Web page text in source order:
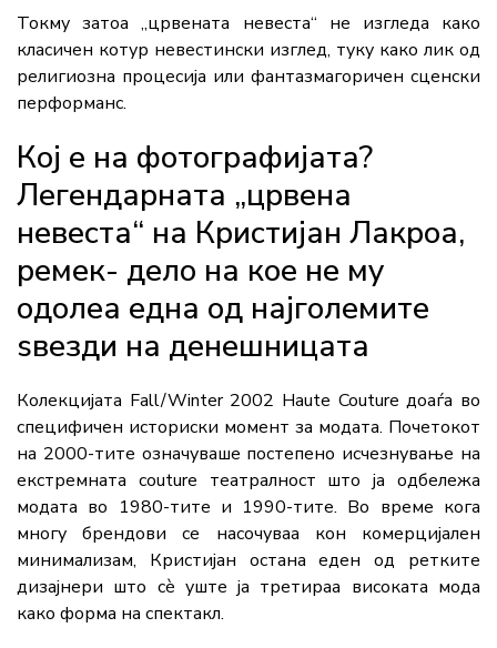
Токму затоа „црвената невеста“ не изгледа како
класичен котур невестински изглед, туку како лик од
религиозна процесија или фантазмагоричен сценски
перформанс.
Кој е на фотографијата?
Легендарната „црвена
невеста“ на Кристијан Лакроа,
ремек- дело на кое не му
одолеа една од најголемите
ѕвезди на денешницата
Колекцијата Fall/Winter 2002 Haute Couture доаѓа во
специфичен историски момент за модата. Почетокот
на 2000-тите означуваше постепено исчезнување на
екстремната couture театралност што ја одбележа
модата во 1980-тите и 1990-тите. Во време кога
многу брендови се насочуваа кон комерцијален
минимализам, Кристијан остана еден од ретките
дизајнери што сè уште ја третираа високата мода
како форма на спектакл.